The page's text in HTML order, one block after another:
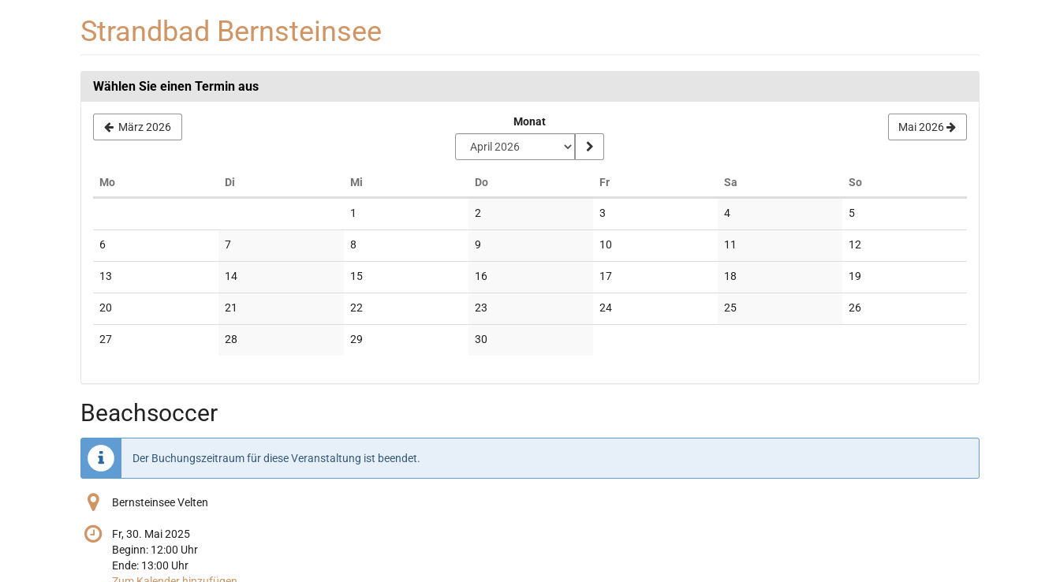
Strandbad Bernsteinsee
Wählen Sie einen Termin aus
März 2026 Monat Mai 2026
MoMontag Di Mi DoDonnerstag FrFreitag Sa SoSonntag
1
Veranstaltungen
2
Veranstaltungen
3
Veranstaltungen
4Keine
Veranstaltungen
5Keine
Veranstaltungen
6Keine
Veranstaltungen
7Keine
Veranstaltungen
8
Veranstaltungen
9
Veranstaltungen
10
Veranstaltungen
11
Veranstaltungen
12
Veranstaltungen
13
Veranstaltungen
14Keine
Veranstaltungen
15Keine
Veranstaltungen
16Keine
Veranstaltungen
17Keine
Veranstaltungen
18
Veranstaltungen
19
Veranstaltungen
20
Veranstaltungen
21
Veranstaltungen
22
Veranstaltungen
23
Veranstaltungen
24Keine
Veranstaltungen
25Keine
Veranstaltungen
26Keine
Veranstaltungen
27Keine
28 29 30
Beachsoccer
Der Buchungszeitraum für diese Veranstaltung ist beendet.
Bernsteinsee Velten
Fr, 30. Mai 2025
Beginn: 12:00 Uhr
Ende: 13:00 Uhr